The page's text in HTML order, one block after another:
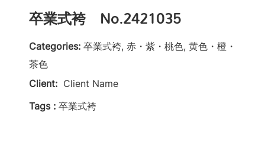
卒業式袴 No.2421035
Categories: 卒業式袴, 赤・紫・桃色, 黄色・橙・
茶色
Client: Client Name
Tags : 卒業式袴